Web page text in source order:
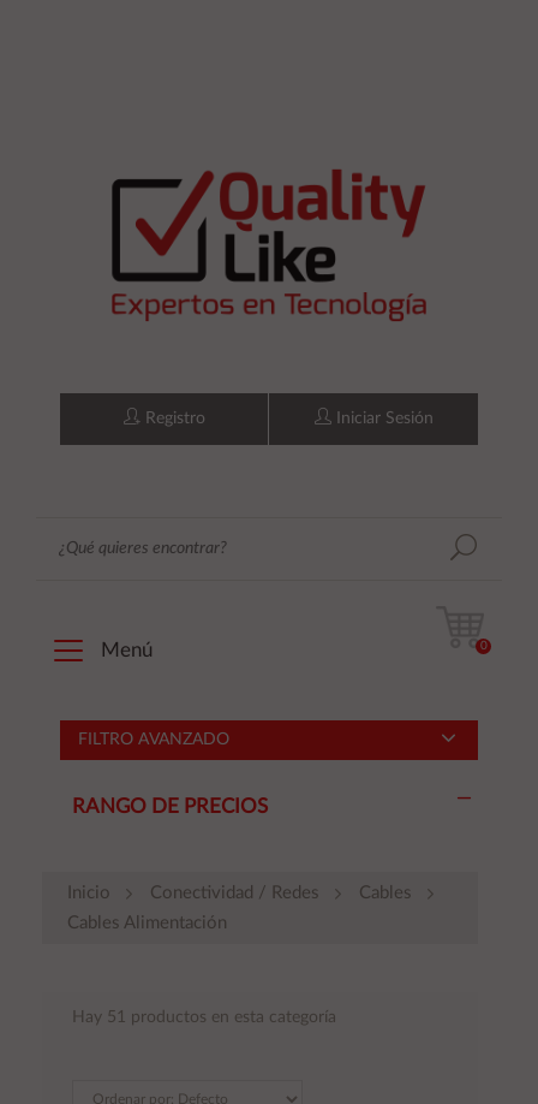
Registro Iniciar Sesión
Menú 0
FILTRO AVANZADO
RANGO DE PRECIOS
Inicio Conectividad / Redes
Cables
Cables Alimentación
Hay 51 productos en esta categoría